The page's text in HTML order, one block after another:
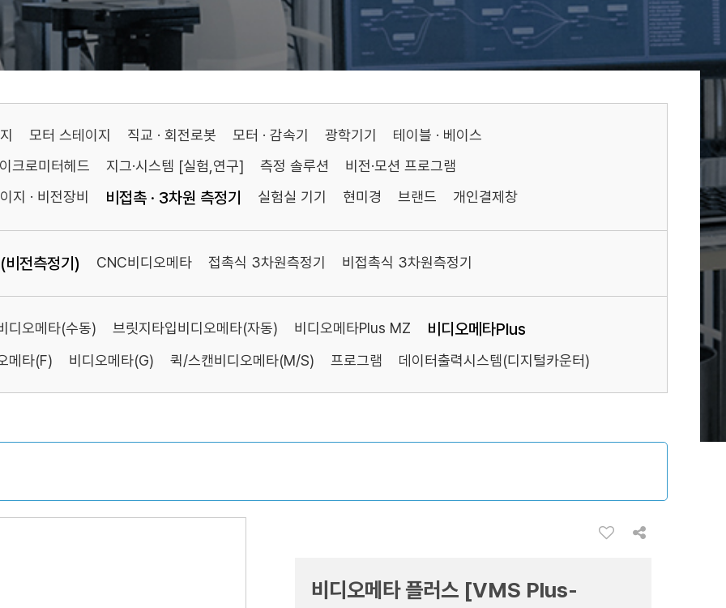
모터 스테이지 직교 · 회전로봇 모터 · 감속기 광학기기
테이블 · 베이스
크로미터헤드
지그·시스템 [실험,연구] 측정 솔루션
비전·모션 프로그램
지 · 비전장비
비접촉 · 3차원 측정기 실험실 기기 현미경 브랜드 개인결제창
전측정기) CNC비디오메타 접촉식 3차원측정기 비접촉식 3차원측정기
디오메타(수동) 브릿지타입비디오메타(자동) 비디오메타Plus MZ 비디오메타Plus
메타(F) 비디오메타(G) 퀵/스캔비디오메타(M/S) 프로그램 데이터출력시스템(디지털카운터)
비디오메타 플러스 [VMS Plus-